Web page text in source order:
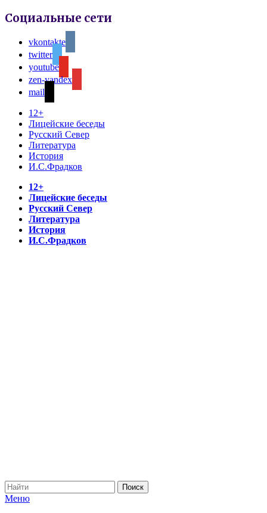
Социальные сети
vkontakte
twitter
youtube
zen-yandex
mail
12+
Лицейские беседы
Русский Север
Литература
История
И.С.Фрадков
12+
Лицейские беседы
Русский Север
Литература
История
И.С.Фрадков
Меню